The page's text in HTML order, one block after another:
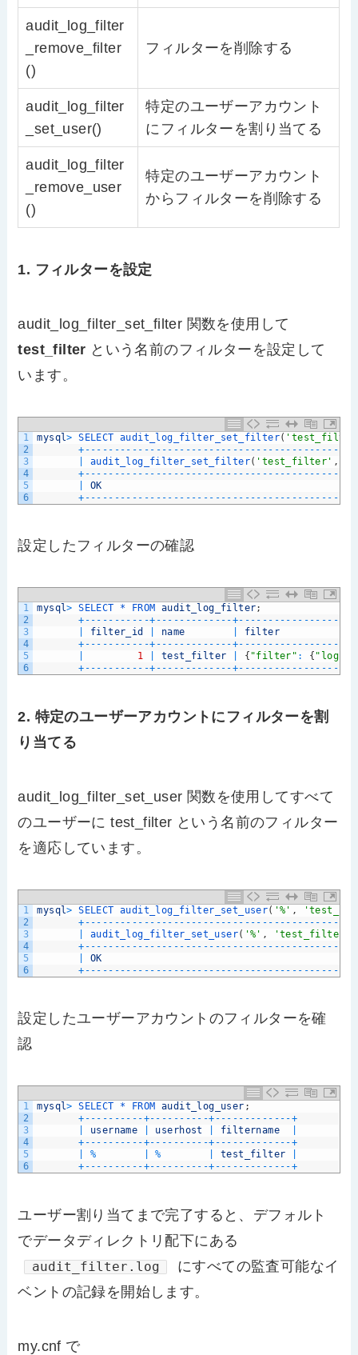
audit_log_filter
_remove_filter
()
フィルターを削除する
audit_log_filter
_set_user()
特定のユーザーアカウント
にフィルターを割り当てる
audit_log_filter
_remove_user
()
特定のユーザーアカウント
からフィルターを削除する
1. フィルターを設定
audit_log_filter_set_filter 関数を使用して
test_filter という名前のフィルターを設定して
います。
1
2
3
4
5
6
mysql> SELECT audit_log_filter_set_filter(
+ -- -- -- -- -- -- -- -- -- -- -- -- -- -- -- -- -- -- -- -- -- --
audit_log_filter_set_filter( 'test_filter' ,
+ -- -- -- -- -- -- -- -- -- -- -- -- -- -- -- -- -- -- -- -- -- --
OK
+ -- -- -- -- -- -- -- -- -- -- -- -- -- -- -- -- -- -- -- -- -- --
設定したフィルターの確認
1
2
3
4
5
6
mysql> SELECT * FROM audit_log_filter;
+ -- -- -- -- -- -+ -- -- -- -- -- -- -+-- -- -- -- -- -- -- -- --
filter_id name
filter
+ -- -- -- -- -- -+ -- -- -- -- -- -- -+-- -- -- -- -- -- -- -- --
1 test_filter { "filter" : { "log"
+ -- -- -- -- -- -+ -- -- -- -- -- -- -+-- -- -- -- -- -- -- -- --
2. 特定のユーザーアカウントにフィルターを割
り当てる
audit_log_filter_set_user 関数を使用してすべて
のユーザーに test_filter という名前のフィルター
を適応しています。
1
2
3
4
5
6
mysql> SELECT audit_log_filter_set_user( '%' ,
+ -- -- -- -- -- -- -- -- -- -- -- -- -- -- -- -- -- -- -- -- -- --
audit_log_filter_set_user( '%' , 'test_filter'
+ -- -- -- -- -- -- -- -- -- -- -- -- -- -- -- -- -- -- -- -- -- --
OK
+ -- -- -- -- -- -- -- -- -- -- -- -- -- -- -- -- -- -- -- -- -- --
設定したユーザーアカウントのフィルターを確
認
1
2
3
4
5
6
mysql> SELECT * FROM audit_log_user ;
+ -- -- -- -- --+-- -- -- -- --+ -- -- -- -- -- -- -+
username userhost filtername
+ -- -- -- -- --+-- -- -- -- --+ -- -- -- -- -- -- -+
% % test_filter
+ -- -- -- -- --+-- -- -- -- --+ -- -- -- -- -- -- -+
ユーザー割り当てまで完了すると、デフォルト
でデータディレクトリ配下にある
audit_filter.log
にすべての監査可能なイ
ベントの記録を開始します。
my.cnf で